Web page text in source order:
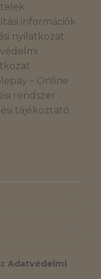
információk
nyilatkozat
– Online
rendszer -
tájékoztató
Adatvédelmi